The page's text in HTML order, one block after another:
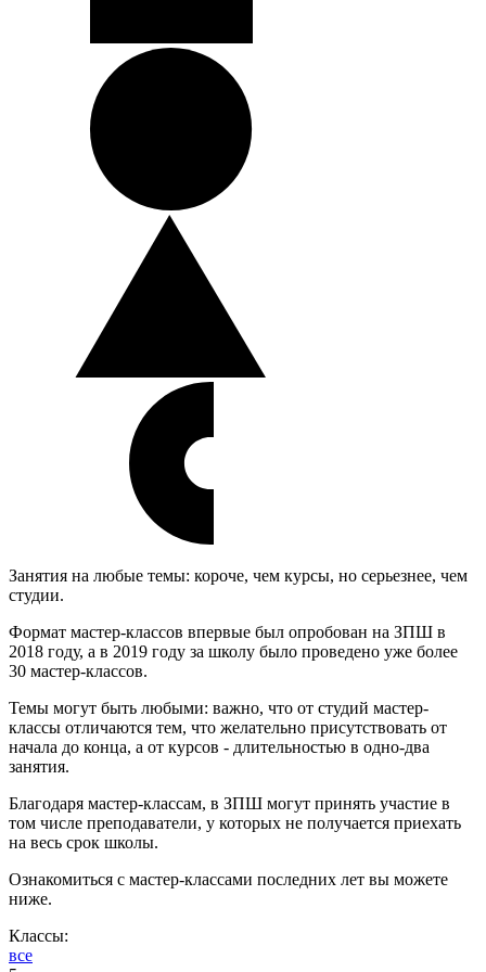
Занятия на любые темы: короче, чем курсы, но серьезнее, чем
студии.
Формат мастер-классов впервые был опробован на ЗПШ в
2018 году, а в 2019 году за школу было проведено уже более
30 мастер-классов.
Темы могут быть любыми: важно, что от студий мастер-
классы отличаются тем, что желательно присутствовать от
начала до конца, а от курсов - длительностью в одно-два
занятия.
Благодаря мастер-классам, в ЗПШ могут принять участие в
том числе преподаватели, у которых не получается приехать
на весь срок школы.
Ознакомиться с мастер-классами последних лет вы можете
ниже.
Классы:
все